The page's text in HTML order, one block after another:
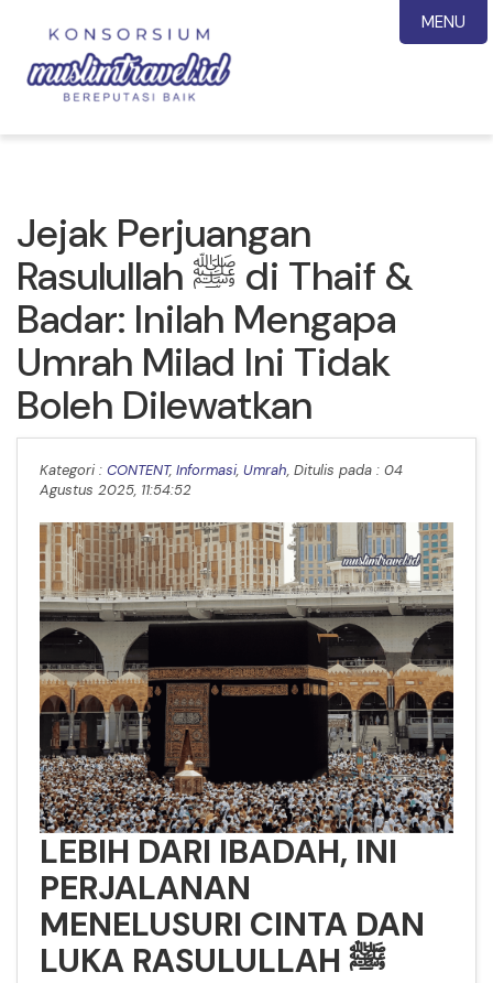
Jejak Perjuangan
Rasulullah ﷺ di Thaif &
Badar: Inilah Mengapa
Umrah Milad Ini Tidak
Boleh Dilewatkan
Kategori : CONTENT, Informasi, Umrah, Ditulis pada : 04
Agustus 2025, 11:54:52
LEBIH DARI IBADAH, INI
PERJALANAN
MENELUSURI CINTA DAN
LUKA RASULULLAH ﷺ
MENU